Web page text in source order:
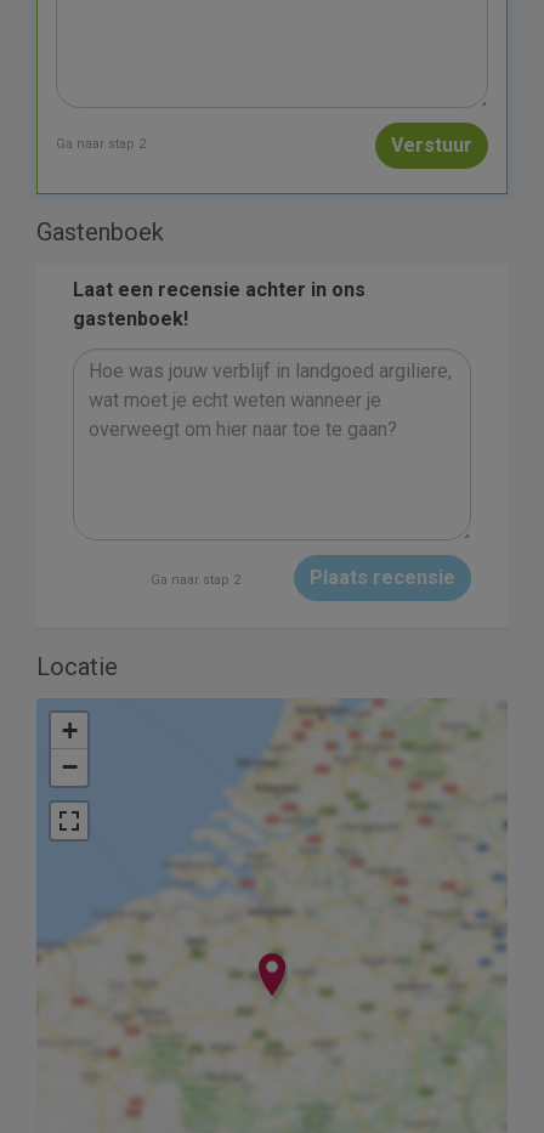
Ga naar stap 2
Gastenboek
Laat een recensie achter in ons
gastenboek!
Ga naar stap 2 Plaats recensie
Locatie
+
−